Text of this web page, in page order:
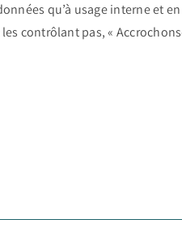
qu’à usage interne et
contrôlant pas, «